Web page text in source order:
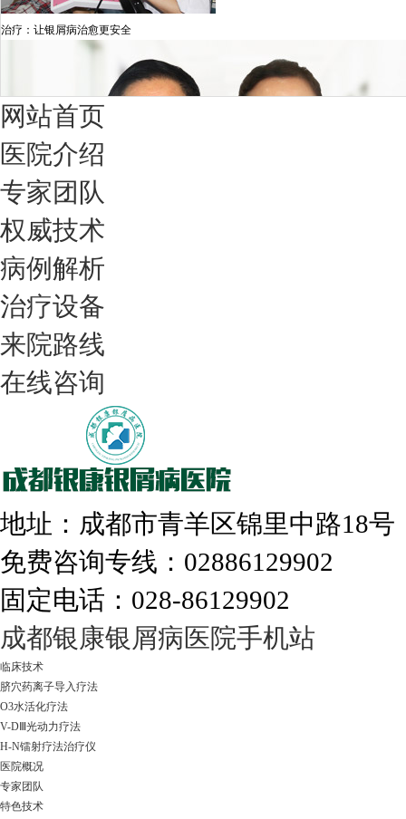
治疗：让银屑病治愈更安全
我们只治银屑病，我们在成都坐诊
308nm激光：银屑病治疗更高效
走进成都：满足您的治愈需求
网站首页
医院介绍
专家团队
权威技术
病例解析
治疗设备
来院路线
在线咨询
地址：成都市青羊区锦里中路18
免费咨询专线：02886129902
固定电话：028-86129902
成都银康银屑病医院手机站
临床技术
脐穴药离子导入疗法
O3水活化疗法
V-DⅢ光动力疗法
H-N镭射疗法治疗仪
医院概况
专家团队
特色技术